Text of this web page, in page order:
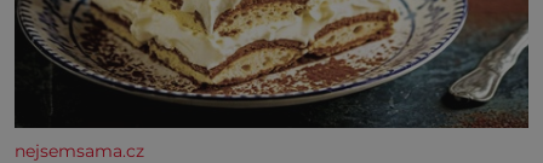
nejsemsama.cz